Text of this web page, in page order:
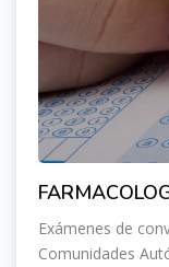
Exámenes de
Comunidades